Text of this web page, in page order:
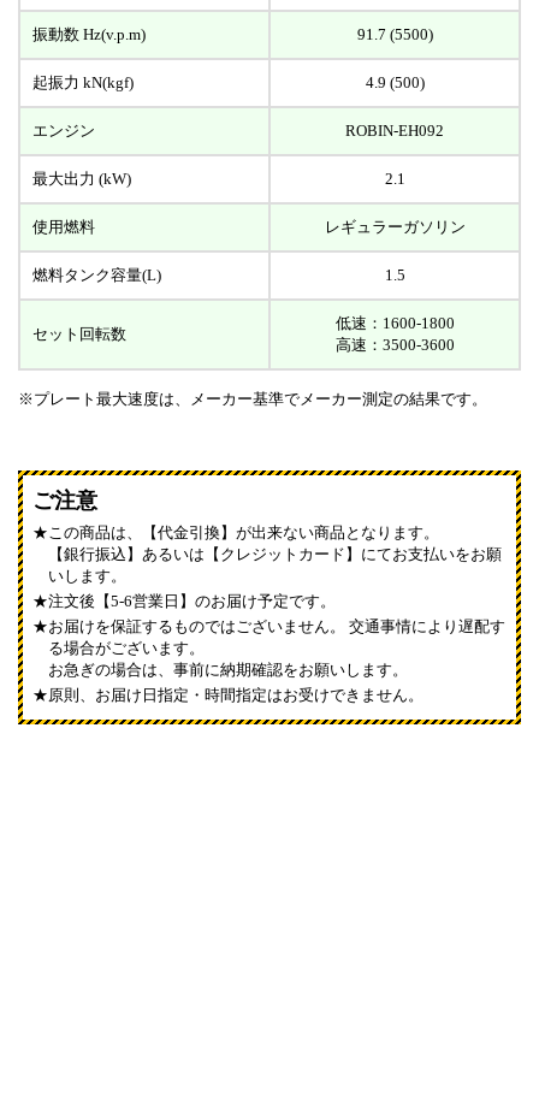
振動数 Hz(v.p.m) 91.7 (5500)
起振力 kN(kgf) 4.9 (500)
エンジン ROBIN-EH092
最大出力 (kW) 2.1
使用燃料 レギュラーガソリン
燃料タンク容量(L) 1.5
セット回転数
低速：1600-1800
高速：3500-3600
※プレート最大速度は、メーカー基準でメーカー測定の結果です。
ご注意
この商品は、【代金引換】が出来ない商品となります。
【銀行振込】あるいは【クレジットカード】にてお支払いをお願
いします。
注文後【5-6営業日】のお届け予定です。
お届けを保証するものではございません。 交通事情により遅配す
る場合がございます。
お急ぎの場合は、事前に納期確認をお願いします。
原則、お届け日指定・時間指定はお受けできません。